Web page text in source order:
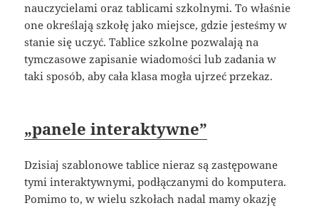
nauczycielami oraz tablicami szkolnymi. To właśnie
one określają szkołę jako miejsce, gdzie jesteśmy w
stanie się uczyć. Tablice szkolne pozwalają na
tymczasowe zapisanie wiadomości lub zadania w
taki sposób, aby cała klasa mogła ujrzeć przekaz.
„panele interaktywne”
Dzisiaj szablonowe tablice nieraz są zastępowane
tymi interaktywnymi, podłączanymi do komputera.
Pomimo to, w wielu szkołach nadal mamy okazję